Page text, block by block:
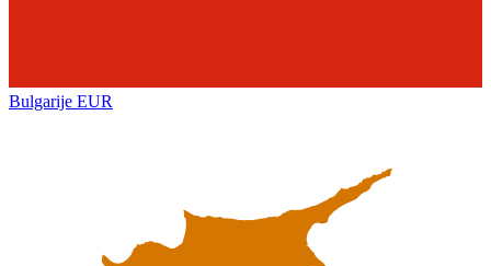
Bulgarije EUR